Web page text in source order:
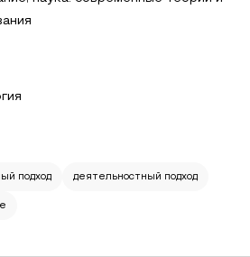
подход деятельностный подход